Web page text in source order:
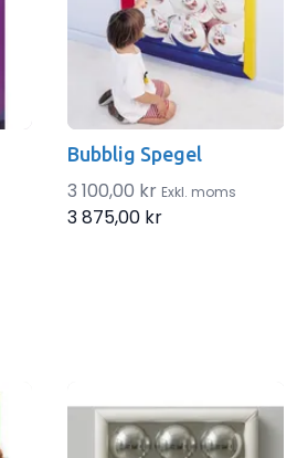
Bubblig Spegel
3 100,00 kr Exkl. moms
3 875,00 kr